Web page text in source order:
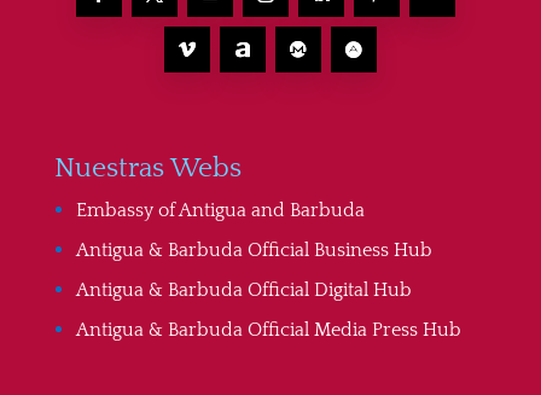
Nuestras Webs
Embassy of Antigua and Barbuda
Antigua & Barbuda Official Business Hub
Antigua & Barbuda Official Digital Hub
Antigua & Barbuda Official Media Press Hub